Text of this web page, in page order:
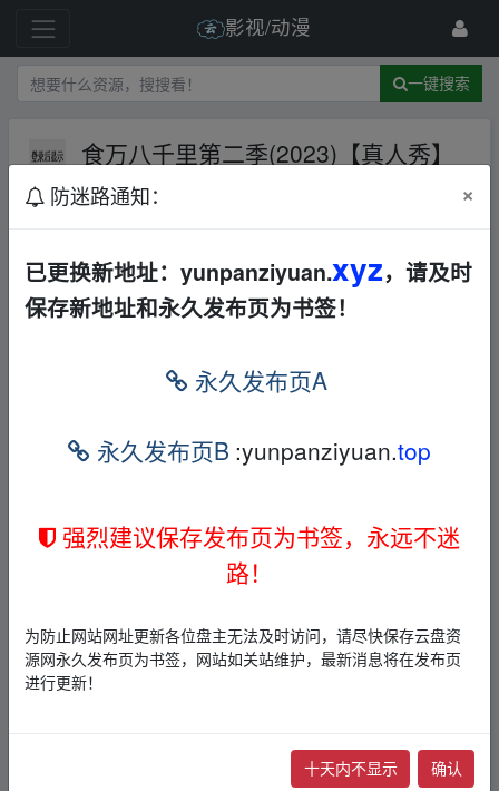
影视/动漫
一键搜索
食万八千里第二季(2023)【真人秀】
【完结】
华语 其他
▂fr▪om w﹏ww.y un pan zi▁yu‥an.xy z
▂fr▪om w﹏ww.y un pan zi▁yu‥an.xy z
主演: 陈欢 / 伯远 / 伍嘉成 / 唐九洲 / 武艺 ▂fr▪o
m w﹏ww.y un pan zi▁yu‥an.xy z
类型: 真人秀
制片国家/地区: 中国大陆
首播: 2023-06-03(中国大陆)
防迷路通知： ×
已更换新地址：yunpanziyuan.xyz，请及时
保存新地址和永久发布页为书签！
永久发布页A
永久发布页B :yunpanziyuan.top
强烈建议保存发布页为书签，永远不迷
路！
为防止网站网址更新各位盘主无法及时访问，请尽快保存云盘资
源网永久发布页为书签，网站如关站维护，最新消息将在发布页
进行更新！
十天内不显示 确认